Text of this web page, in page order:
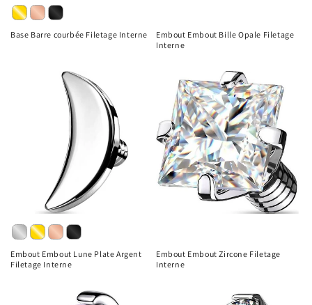
Base Barre courbée Filetage Interne
Embout Embout Bille Opale Filetage
Interne
Embout Embout Lune Plate Argent
Filetage Interne
Embout Embout Zircone Filetage
Interne